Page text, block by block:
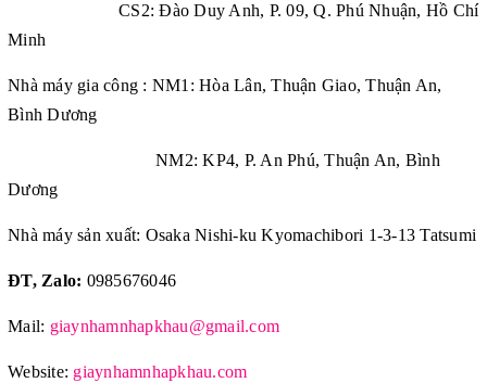
CS2: Đào Duy Anh, P. 09, Q. Phú Nhuận, Hồ Chí
Minh
Nhà máy gia công : NM1: Hòa Lân, Thuận Giao, Thuận An,
Bình Dương
NM2: KP4, P. An Phú, Thuận An, Bình
Dương
Nhà máy sản xuất: Osaka Nishi-ku Kyomachibori 1-3-13 Tatsumi
ĐT, Zalo: 0985676046
Mail: giaynhamnhapkhau@gmail.com
Website: giaynhamnhapkhau.com